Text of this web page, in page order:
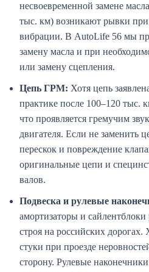
несвоевременной замене
тыс. км) возникают рывки
вибрации. В AutoLife 56 мы
замену масла и при
или замену сцепления.
Цепь ГРМ: Хотя цепь
практике после 100–120 тыс.
что проявляется гремучим
двигателя. Если не заменить
перескок и повреждение
оригинальные цепи и
валов.
Подвеска и рулевые
амортизаторы и
строя на российских
стуки при проезде
сторону. Рулевые